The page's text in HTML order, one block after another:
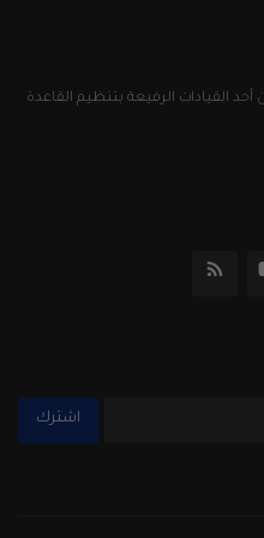
الرفيعة بتنظيم القاعدة